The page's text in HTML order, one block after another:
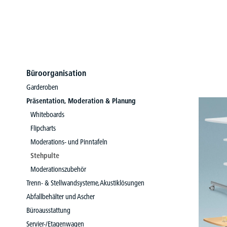
Büroorganisation
Garderoben
Präsentation, Moderation & Planung
Whiteboards
Flipcharts
Moderations- und Pinntafeln
Stehpulte
Moderationszubehör
Trenn- & Stellwandsysteme, Akustiklösungen
Abfallbehälter und Ascher
Büroausstattung
Servier-/Etagenwagen